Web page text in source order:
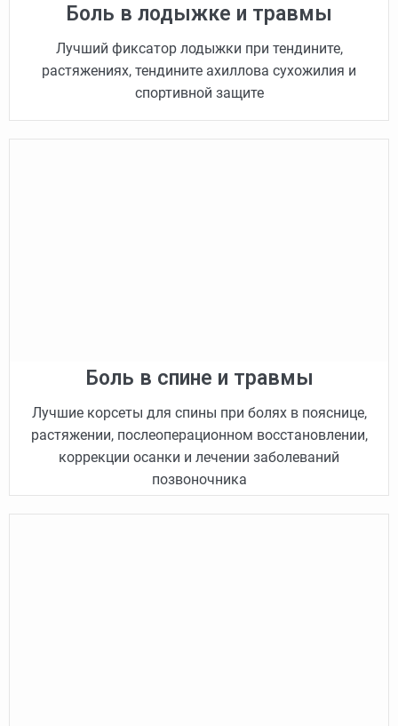
Боль в лодыжке и травмы
Лучший фиксатор лодыжки при тендините,
растяжениях, тендините ахиллова сухожилия и
спортивной защите
Боль в спине и травмы
Лучшие корсеты для спины при болях в пояснице,
растяжении, послеоперационном восстановлении,
коррекции осанки и лечении заболеваний
позвоночника